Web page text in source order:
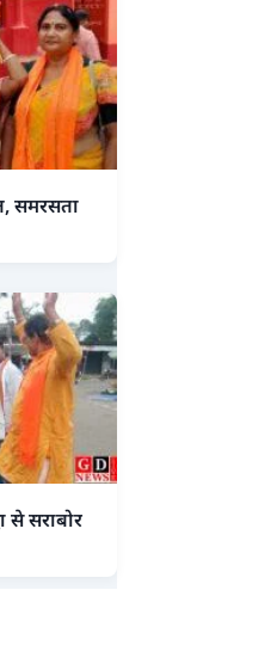
समरसता
से सराबोर